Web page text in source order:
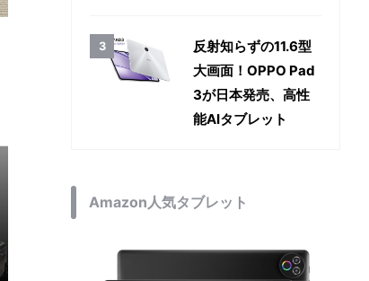
反射知らずの11.6型
大画面！OPPO Pad
3が日本発売、高性
能AIタブレット
Amazon人気タブレット